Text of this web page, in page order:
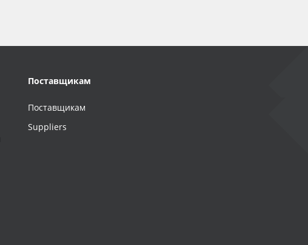
Поставщикам
Поставщикам
Suppliers